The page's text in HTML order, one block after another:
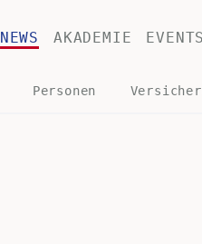
NEWS AKADEMIE EVENTS
Personen